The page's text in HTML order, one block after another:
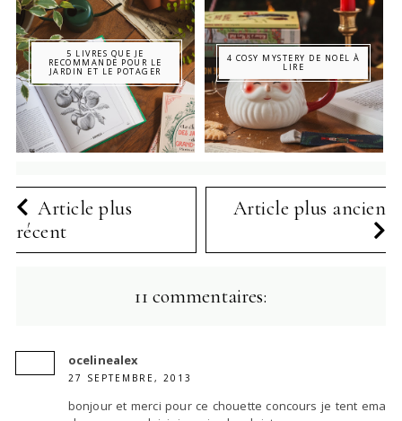
5 LIVRES QUE JE
RECOMMANDE POUR LE
JARDIN ET LE POTAGER
4 COSY MYSTERY DE NOËL À
LIRE
Article plus
récent
Article plus ancien
11 commentaires:
ocelinealex
27 SEPTEMBRE, 2013
bonjour et merci pour ce chouette concours je tent ema